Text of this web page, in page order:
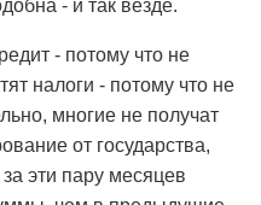
- и так везде.
- потому что не
налоги - потому что не
многие не получат
от государства,
эти пару месяцев